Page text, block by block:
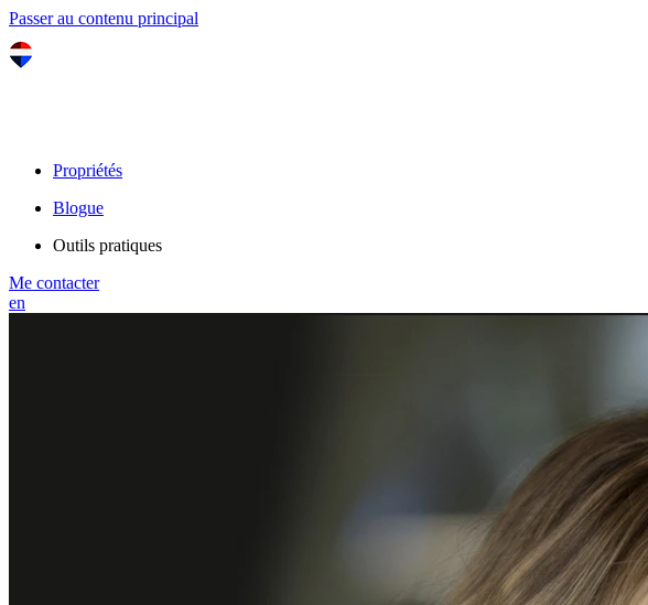
Passer au contenu principal
Propriétés
Blogue
Outils pratiques
Me contacter
en